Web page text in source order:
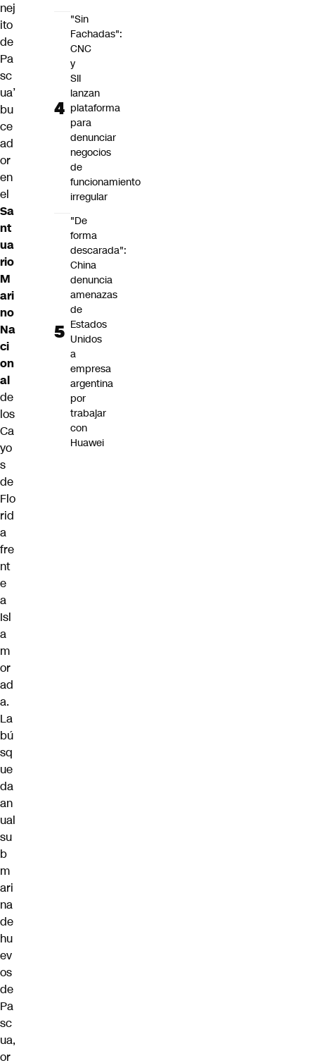
nej
ito
de
Pa
sc
ua’
bu
ce
ad
or
en
el
Sa
nt
ua
rio
M
ari
no
Na
ci
on
al
de
los
Ca
yo
s
de
Flo
rid
a
fre
nt
e
a
Isl
a
m
or
ad
a.
La
bú
sq
ue
da
an
ual
su
b
m
ari
na
de
hu
ev
os
de
Pa
sc
ua,
or
"Sin
Fachadas":
CNC
y
SII
lanzan
plataforma
para
denunciar
negocios
de
funcionamiento
irregular
"De
forma
descarada":
China
denuncia
amenazas
de
Estados
Unidos
a
empresa
argentina
por
trabajar
con
Huawei